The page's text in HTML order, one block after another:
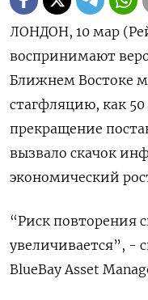
ЛОНДОН, 10 мар
воспринимают
Ближнем Востоке
стагфляцию, как 50
прекращение
вызвало скачок
экономический
“Риск повторения
увеличивается”, -
BlueBay Asset